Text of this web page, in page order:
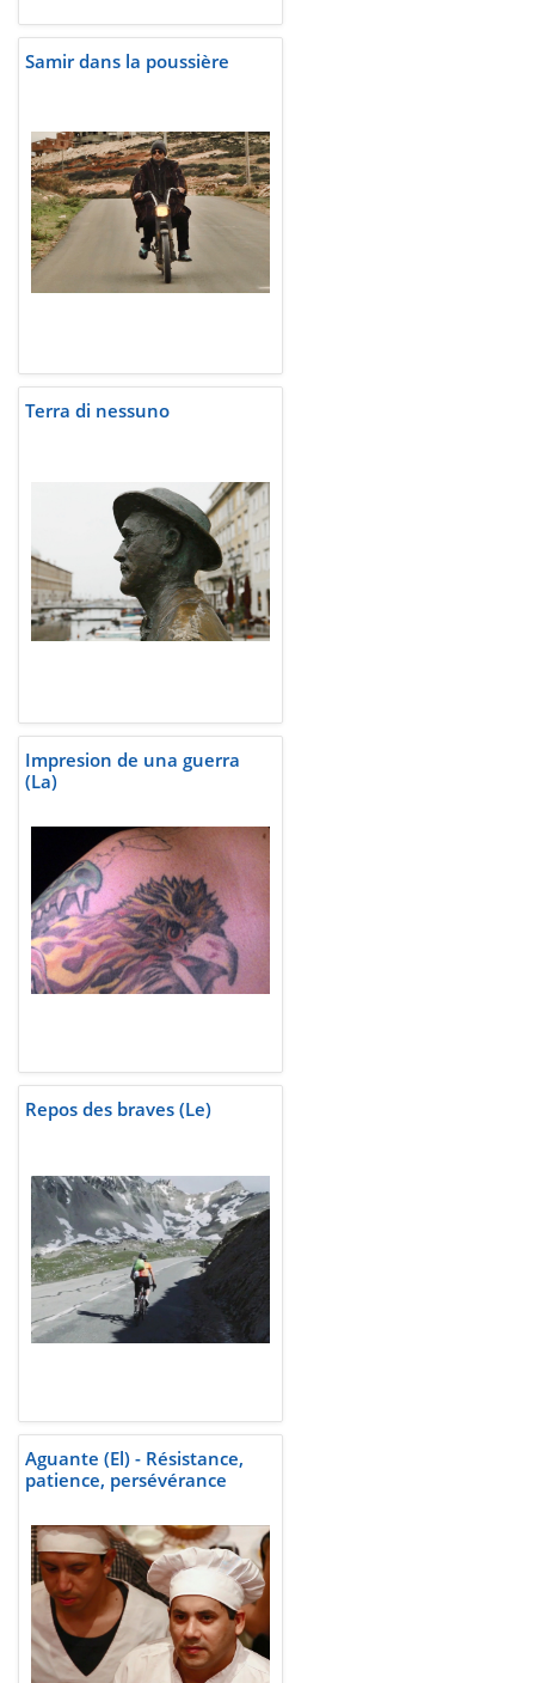
Samir dans la poussière
Terra di nessuno
Impresion de una guerra
(La)
Repos des braves (Le)
Aguante (El) - Résistance,
patience, persévérance